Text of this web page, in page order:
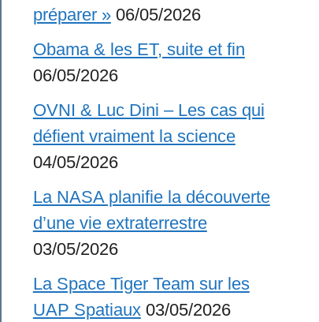
préparer » 06/05/2026
Obama & les ET, suite et fin
06/05/2026
OVNI & Luc Dini – Les cas qui
défient vraiment la science
04/05/2026
La NASA planifie la découverte
d’une vie extraterrestre
03/05/2026
La Space Tiger Team sur les
UAP Spatiaux 03/05/2026